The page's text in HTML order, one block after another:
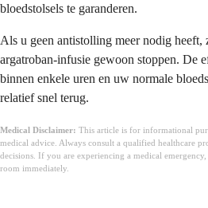
bloedstolsels te garanderen.
Als u geen antistolling meer nodig heeft,
argatroban-infusie gewoon stoppen. De
binnen enkele uren en uw normale
relatief snel terug.
Medical Disclaimer: This article is for informational
medical advice. Always consult a qualified healthcare
decisions. If you are experiencing a medical
room immediately.